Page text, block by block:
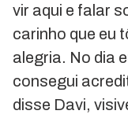
vir aqui e falar
carinho que eu
alegria. No dia
consegui
disse Davi,